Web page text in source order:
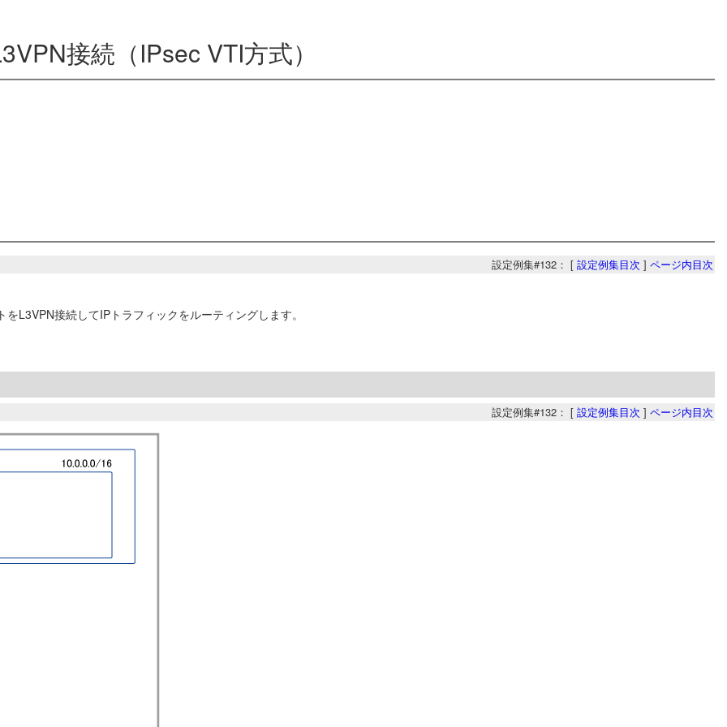
接続（IPsec VTI方式）
設定例集#132： [ 設定例集目次 ] ページ内目次
L3VPN接続してIPトラフィックをルーティングします。
設定例集#132： [ 設定例集目次 ] ページ内目次